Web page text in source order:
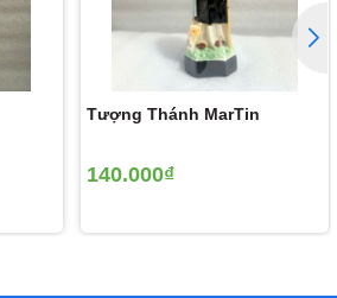
Tượng Thánh MarTin
140.000₫